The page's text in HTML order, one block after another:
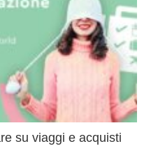
su viaggi e acquisti